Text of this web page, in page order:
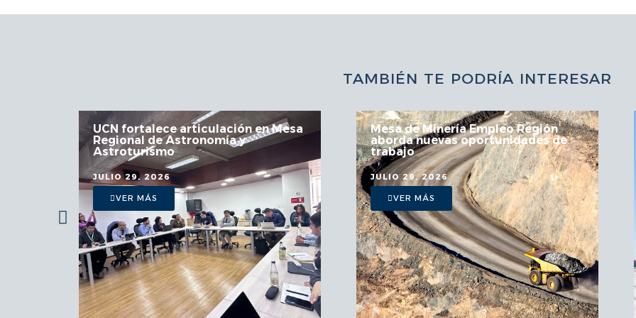
TAMBIÉN TE PODRÍA INTERESAR
UCN fortalece articulación en Mesa
Regional de Astronomía y
Astroturismo
JULIO 29, 2026
VER MÁS
Mesa de Minería Empleo Región
aborda nuevas oportunidades de
trabajo
JULIO 29, 2026
VER MÁS